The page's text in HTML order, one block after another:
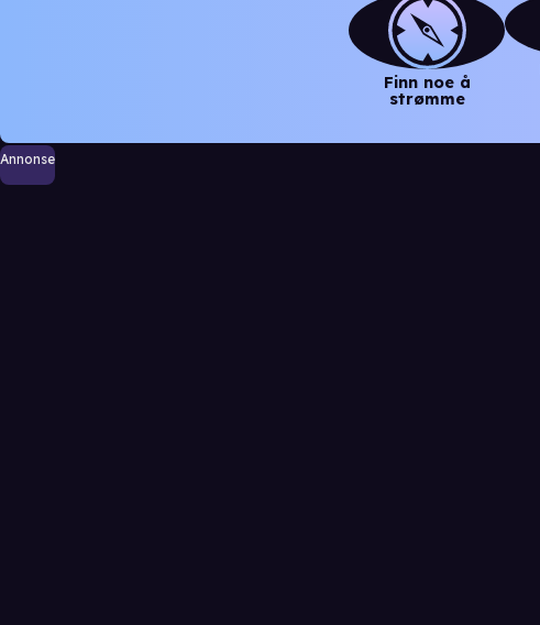
Finn noe å
strømme
Annonse